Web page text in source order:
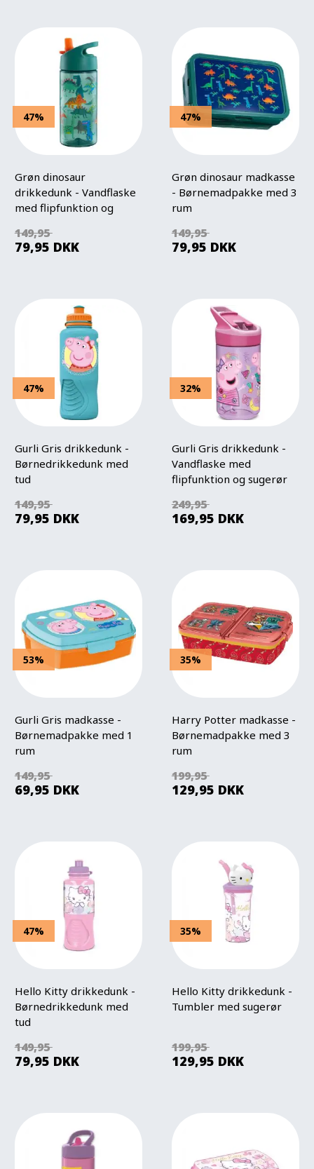
47%
Grøn dinosaur
drikkedunk - Vandflaske
med flipfunktion og
149,95
79,95 DKK
47%
Grøn dinosaur madkasse
- Børnemadpakke med 3
rum
149,95
79,95 DKK
47%
Gurli Gris drikkedunk -
Børnedrikkedunk med
tud
149,95
79,95 DKK
32%
Gurli Gris drikkedunk -
Vandflaske med
flipfunktion og sugerør
249,95
169,95 DKK
53%
Gurli Gris madkasse -
Børnemadpakke med 1
rum
149,95
69,95 DKK
35%
Harry Potter madkasse -
Børnemadpakke med 3
rum
199,95
129,95 DKK
47%
Hello Kitty drikkedunk -
Børnedrikkedunk med
tud
149,95
79,95 DKK
35%
Hello Kitty drikkedunk -
Tumbler med sugerør
199,95
129,95 DKK